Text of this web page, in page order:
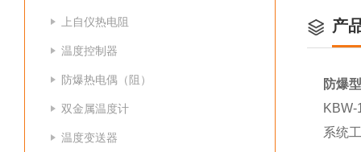
上自仪热电阻
温度控制器
防爆热电偶（阻）
双金属温度计
温度变送器
产
防爆
系统